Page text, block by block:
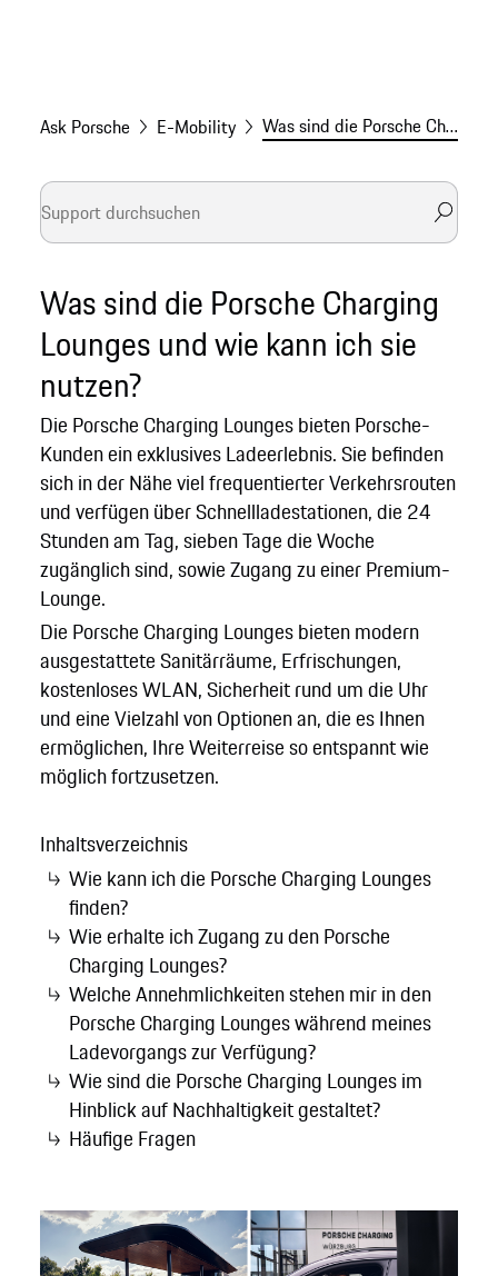
Ask Porsche E-Mobility Was sind die Porsche Charging Lounges?
Was sind die Porsche Charging
Lounges und wie kann ich sie
nutzen?
Die Porsche Charging Lounges bieten Porsche-
Kunden ein exklusives Ladeerlebnis. Sie befinden
sich in der Nähe viel frequentierter Verkehrsrouten
und verfügen über Schnellladestationen, die 24
Stunden am Tag, sieben Tage die Woche
zugänglich sind, sowie Zugang zu einer Premium-
Lounge.
Die Porsche Charging Lounges bieten modern
ausgestattete Sanitärräume, Erfrischungen,
kostenloses WLAN, Sicherheit rund um die Uhr
und eine Vielzahl von Optionen an, die es Ihnen
ermöglichen, Ihre Weiterreise so entspannt wie
möglich fortzusetzen.
Inhaltsverzeichnis
Wie kann ich die Porsche Charging Lounges
finden?
Wie erhalte ich Zugang zu den Porsche
Charging Lounges?
Welche Annehmlichkeiten stehen mir in den
Porsche Charging Lounges während meines
Ladevorgangs zur Verfügung?
Wie sind die Porsche Charging Lounges im
Hinblick auf Nachhaltigkeit gestaltet?
Häufige Fragen